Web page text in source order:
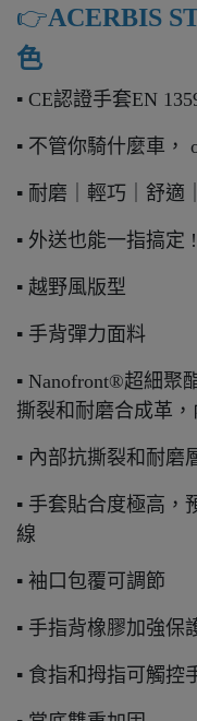
👉️ACERBIS
色
▪ CE認證手套EN
▪ 不管你騎什麼車，
▪ 耐磨｜輕巧｜舒
▪ 外送也能一指搞定
▪ 越野風版型
▪ 手背彈力面料
▪ Nanofront®超細聚
撕裂和耐磨合成革，
▪ 內部抗撕裂和耐磨
▪ 手套貼合度極高，
線
▪ 袖口包覆可調節
▪ 手指背橡膠加強保
▪ 食指和拇指可觸控